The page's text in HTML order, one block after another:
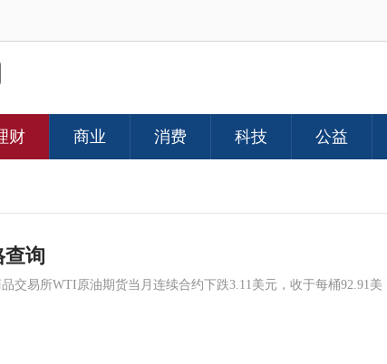
财 商业 消费 科技 公益
查询
交易所WTI原油期货当月连续合约下跌3.11美元，收于每桶92.91美